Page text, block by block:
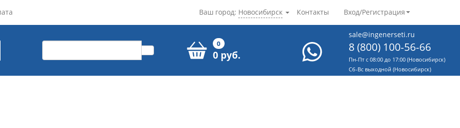
Контакты Вход/Регистрация
Ваш город: Новосибирск
0
0 руб.
sale@ingenerseti.ru
8 (800) 100-56-66
Пн-Пт с 08:00 до 17:00 (Новосибирск)
Cб-Вс выходной (Новосибирск)